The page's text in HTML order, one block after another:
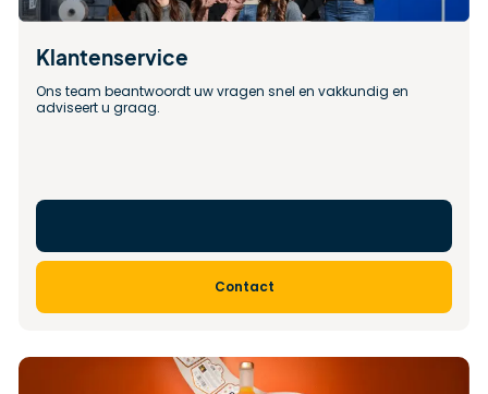
Klantenservice
Ons team beantwoordt uw vragen snel en vakkundig en
adviseert u graag.
Contact